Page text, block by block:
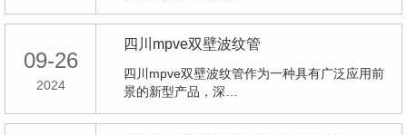
09-26
2024
四川mpve双壁波纹管
四川mpve双壁波纹管作为一种具有广泛应用前
景的新型产品，深…